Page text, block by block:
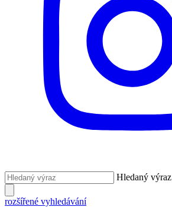
Hledaný výraz
rozšířené vyhledávání